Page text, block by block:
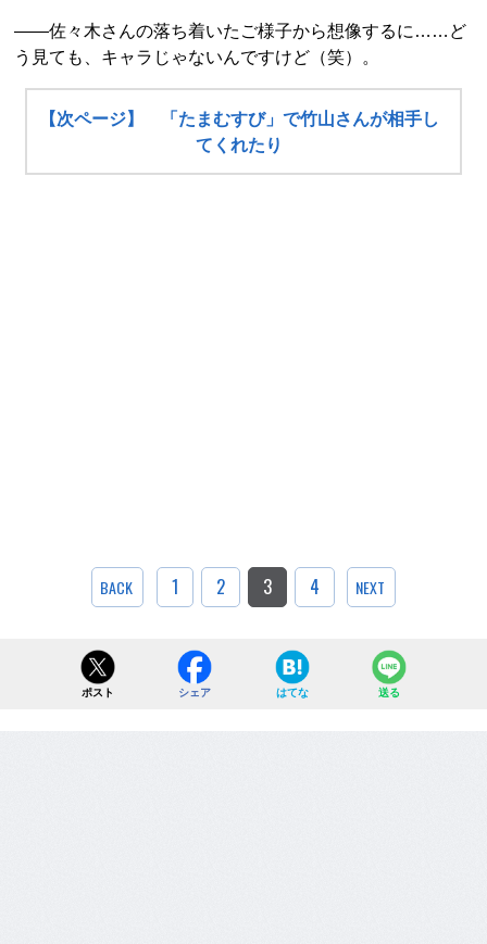
――佐々木さんの落ち着いたご様子から想像するに……ど
う見ても、キャラじゃないんですけど（笑）。
【次ページ】 「たまむすび」で竹山さんが相手し
てくれたり
BACK 1 2 3 4 NEXT
ポスト シェア はてな 送る